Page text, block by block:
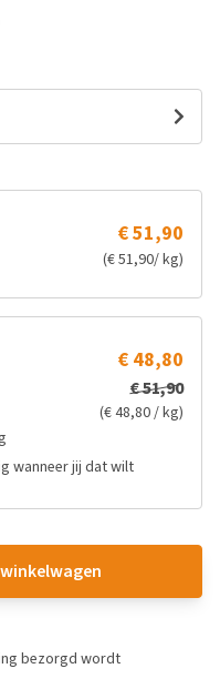
€ 51,90
(€ 51,90/ kg)
€ 48,80
€ 51,90
(€ 48,80 / kg)
wanneer jij dat wilt
bezorgd wordt